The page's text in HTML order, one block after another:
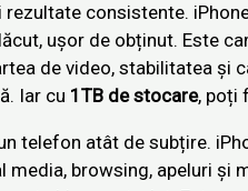
consistente.
ușor de obținut. Este
de video, stabilitatea și
Iar cu 1TB de stocare, poți
telefon atât de subțire.
media, browsing, apeluri